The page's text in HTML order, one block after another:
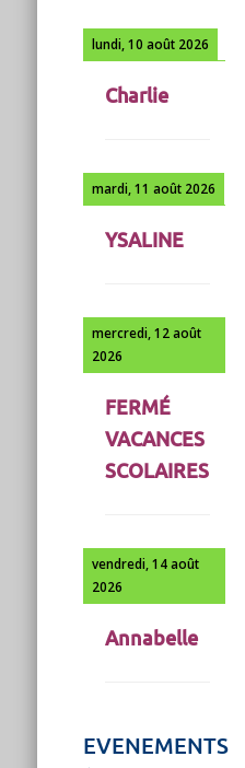
lundi, 10 août 2026
Charlie
mardi, 11 août 2026
YSALINE
mercredi, 12 août
2026
FERMÉ
VACANCES
SCOLAIRES
vendredi, 14 août
2026
Annabelle
EVENEMENTS